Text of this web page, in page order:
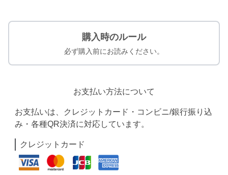
購入時のルール
必ず購入前にお読みください。
お支払い方法について
お支払いは、クレジットカード・コンビニ/銀行振り込
み・各種QR決済に対応しています。
クレジットカード